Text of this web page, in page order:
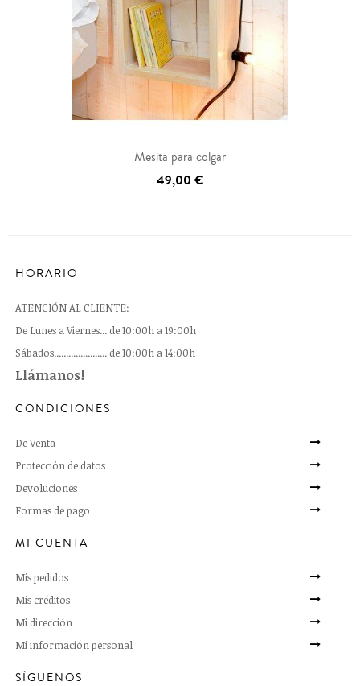
Mesita para colgar
49,00 €
HORARIO
ATENCIÓN AL CLIENTE:
De Lunes a Viernes... de 10:00h a 19:00h
Sábados...................... de 10:00h a 14:00h
Llámanos!
CONDICIONES
De Venta
Protección de datos
Devoluciones
Formas de pago
MI CUENTA
Mis pedidos
Mis créditos
Mi dirección
Mi información personal
SÍGUENOS